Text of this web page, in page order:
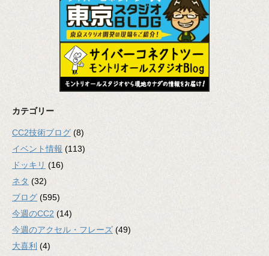
カテゴリー
CC2技術ブログ (8)
イベント情報 (113)
ドッキリ (16)
ネタ (32)
ブログ (595)
今週のCC2 (14)
今週のアクセル・フレーズ (49)
大喜利 (4)